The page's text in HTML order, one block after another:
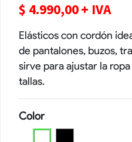
$ 4.990,00+ IVA
Elásticos con cordón
de pantalones, buzos,
sirve para ajustar la
tallas.
Color